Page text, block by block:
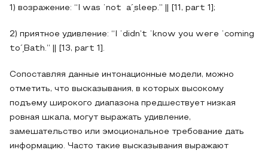
1) возражение: “I was ˈnot a´̗sleep.” || [11, part 1];
2) приятное удивление: “I ˈdidn’t ˈknow you were ˈcoming
to´̗Bath.” || [13, part 1].
Сопоставляя данные интонационные модели, можно
отметить, что высказывания, в которых высокому
подъему широкого диапазона предшествует низкая
ровная шкала, могут выражать удивление,
замешательство или эмоциональное требование дать
информацию. Часто такие высказывания выражают